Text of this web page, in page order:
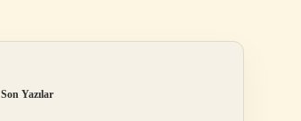
Son Yazılar